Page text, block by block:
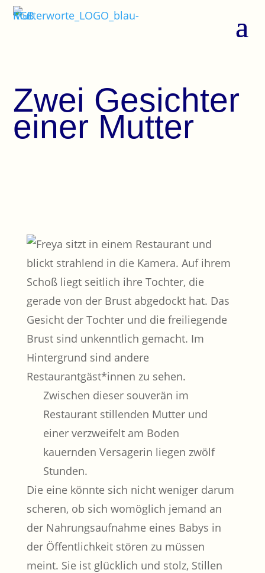
Zwei Gesichter
einer Mutter
Zwischen dieser souverän im
Restaurant stillenden Mutter und
einer verzweifelt am Boden
kauernden Versagerin liegen zwölf
Stunden.
Die eine könnte sich nicht weniger darum
scheren, ob sich womöglich jemand an
der Nahrungsaufnahme eines Babys in
der Öffentlichkeit stören zu müssen
meint. Sie ist glücklich und stolz, Stillen